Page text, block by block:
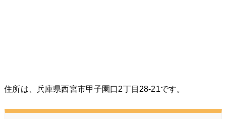
住所は、兵庫県西宮市甲子園口2丁目28-21です。